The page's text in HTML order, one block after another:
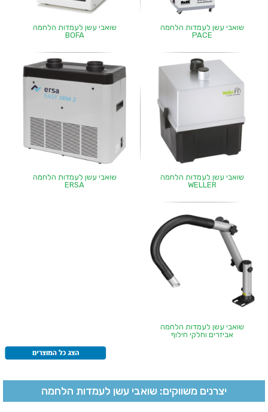
שואבי עשן לעמדות הלחמה
PACE
שואבי עשן לעמדות הלחמה
BOFA
שואבי עשן לעמדות הלחמה
WELLER
שואבי עשן לעמדות הלחמה
ERSA
שואבי עשן לעמדות הלחמה
אביזרים וחלקי חילוף
יצרנים משווקים: שואבי עשן לעמדות הלחמה